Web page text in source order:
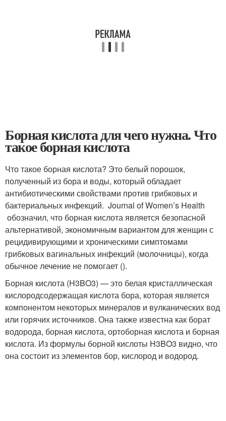
Борная кислота для чего нужна. Что
такое борная кислота
Что такое борная кислота? Это белый порошок,
полученный из бора и воды, который обладает
антибиотическими свойствами против грибковых и
бактериальных инфекций. Journal of Women’s Health
обозначил, что борная кислота является безопасной
альтернативой, экономичным вариантом для женщин с
рецидивирующими и хроническими симптомами
грибковых вагинальных инфекций (молочницы), когда
обычное лечение не помогает ().
Борная кислота (H3BO3) — это белая кристаллическая
кислородсодержащая кислота бора, которая является
компонентом некоторых минералов и вулканических вод
или горячих источников. Она также известна как борат
водорода, борная кислота, ортоборная кислота и борная
кислота. Из формулы борной кислоты H3BO3 видно, что
она состоит из элементов бор, кислород и водород.